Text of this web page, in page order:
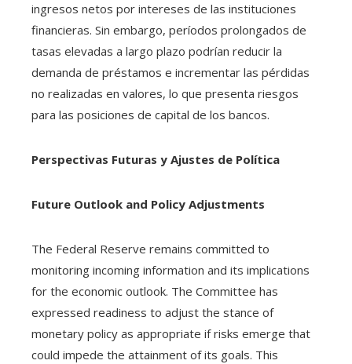
ingresos netos por intereses de las instituciones
financieras. Sin embargo, períodos prolongados de
tasas elevadas a largo plazo podrían reducir la
demanda de préstamos e incrementar las pérdidas
no realizadas en valores, lo que presenta riesgos
para las posiciones de capital de los bancos.
Perspectivas Futuras y Ajustes de Política
Future Outlook and Policy Adjustments
The Federal Reserve remains committed to
monitoring incoming information and its implications
for the economic outlook. The Committee has
expressed readiness to adjust the stance of
monetary policy as appropriate if risks emerge that
could impede the attainment of its goals. This